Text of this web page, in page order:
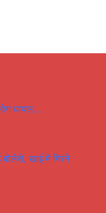
घायल…
खाई में गिरने